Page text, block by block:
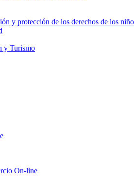
y protección de los derechos de los
y Turismo
On-line